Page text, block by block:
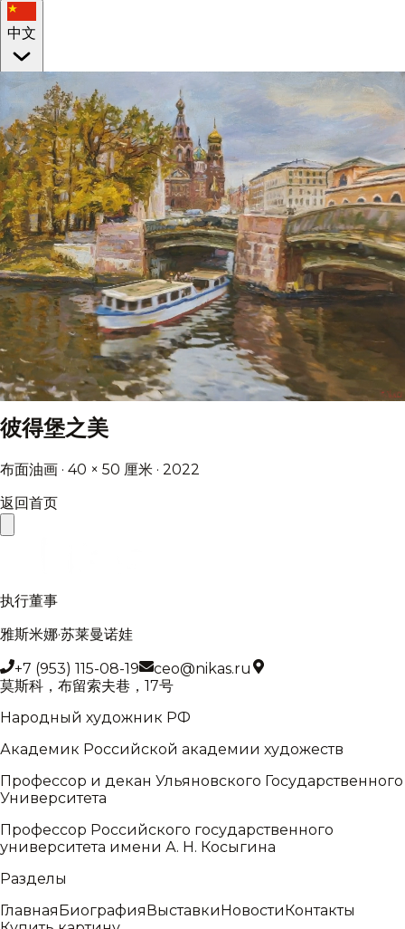
中文
彼得堡之美
布面油画 · 40 × 50 厘米 · 2022
返回首页
执行董事
雅斯米娜·苏莱曼诺娃
+7 (953) 115-08-19
ceo@nikas.ru
莫斯科，布留索夫巷，17号
Народный художник РФ
Академик Российской академии художеств
Профессор и декан Ульяновского Государственного
Университета
Профессор Российского государственного
университета имени А. Н. Косыгина
Разделы
ГлавнаяБиографияВыставкиНовостиКонтакты